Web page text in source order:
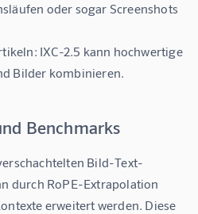
oder sogar Screenshots
IXC-2.5 kann hochwertige
Bilder kombinieren.
Benchmarks
Bild-Text-
durch RoPE-Extrapolation
erweitert werden. Diese